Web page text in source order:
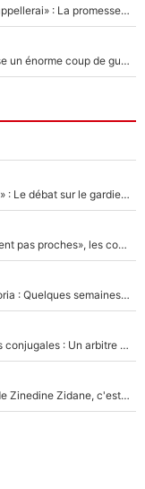
Mercato - OM - «Dès que je prends un club, je t’appellerai» : La promesse de Marcelino au moment de claquer la porte
Victime de racisme contre Murray, Kyrgios pousse un énorme coup de gueule !
«Admets que tu t'es trompé sur Lucas Chevalier !» : Le débat sur le gardien du PSG vire au clash à l'After Foot
Zinédine Zidane et Didier Deschamps : «Ils n’étaient pas proches», les confidences d’un membre de l’équipe de France 1998 sur leur relation spéciale
Medhi Benatia s'est «senti trahi» par Pablo Longoria : Quelques semaines après son départ, l'ancien directeur de football de l'OM règle ses comptes
Des terrains de Ligue 1 au tribunal pour violences conjugales : Un arbitre français encourt une peine de 18 mois de prison !
Equipe de France : 10 jours après la nomination de Zinedine Zidane, c'est au tour de son fils de prendre un nouveau départ !